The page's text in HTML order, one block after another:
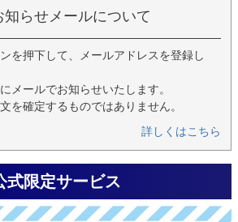
知らせメールについて
を押下して、メールアドレスを登録し
メールでお知らせいたします。
を確定するものではありません。
詳しくはこちら
式限定サービス